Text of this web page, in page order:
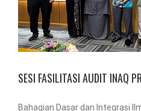
SESI FASILITASI AUDIT INAQ
Bahagian Dasar dan Integrasi